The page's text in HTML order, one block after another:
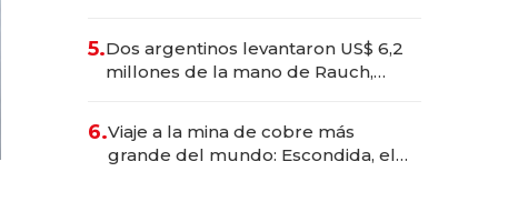
transformadoras
5.Dos argentinos levantaron US$ 6,2
millones de la mano de Rauch,
6.Viaje a la mina de cobre más
grande del mundo: Escondida, el